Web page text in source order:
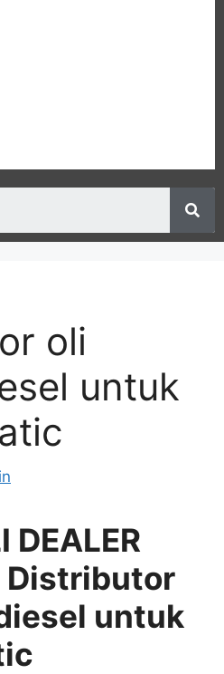
oli
untuk
DEALER
Distributor
untuk